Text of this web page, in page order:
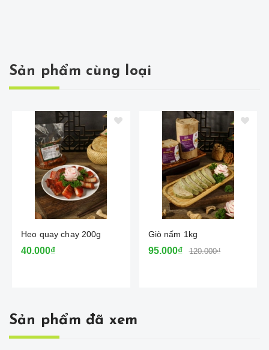
Sản phẩm cùng loại
Heo quay chay 200g
40.000₫
Giò nấm 1kg
95.000₫ 120.000₫
Sản phẩm đã xem